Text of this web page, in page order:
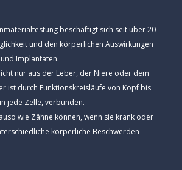
beschäftigt sich seit über 20
und den körperlichen Auswirkungen
Implantaten.
nur aus der Leber, der Niere oder dem
ist durch Funktionskreisläufe von Kopf bis
jede Zelle, verbunden.
wie Zähne können, wenn sie krank oder
körperliche Beschwerden